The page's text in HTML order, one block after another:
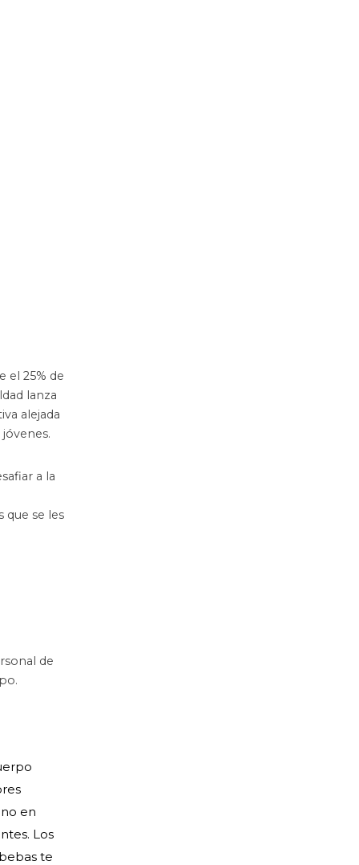
el 25% de
lanza
alejada
a la
que se les
de
en
Los
te